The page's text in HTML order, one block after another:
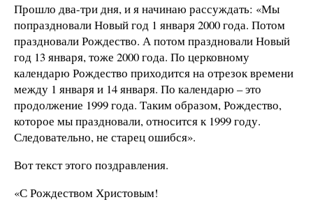
Прошло два-три дня, и я начинаю рассуждать: «Мы
попраздновали Новый год 1 января 2000 года. Потом
праздновали Рождество. А потом праздновали Новый
год 13 января, тоже 2000 года. По церковному
календарю Рождество приходится на отрезок времени
между 1 января и 14 января. По календарю – это
продолжение 1999 года. Таким образом, Рождество,
которое мы праздновали, относится к 1999 году.
Следовательно, не старец ошибся».
Вот текст этого поздравления.
«С Рождеством Христовым!